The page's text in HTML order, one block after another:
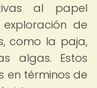
al papel
de
como la paja,
algas. Estos
en términos de